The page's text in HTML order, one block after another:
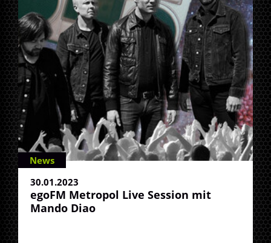
News
30.01.2023
egoFM Metropol Live Session mit
Mando Diao